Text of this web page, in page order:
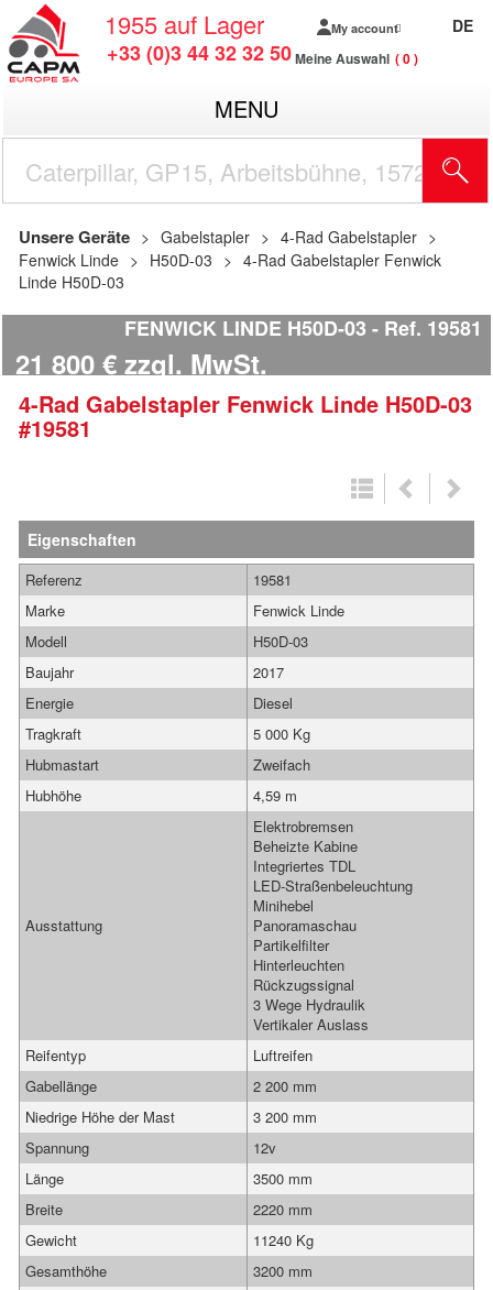
1955 auf Lager
+33 (0)3 44 32 32 50
My account
Meine Auswahl 0
DE
MENU
Unsere Geräte Gabelstapler
4-Rad Gabelstapler
Fenwick Linde
H50D-03
4-Rad Gabelstapler Fenwick
Linde H50D-03
FENWICK LINDE H50D-03 Ref. 19581
21 800 € zzgl. MwSt.
4-Rad Gabelstapler Fenwick Linde H50D-03
#19581
Eigenschaften
Referenz
19581
Marke
Fenwick Linde
Modell
H50D-03
Baujahr
2017
Energie
Diesel
Tragkraft
5 000 Kg
Hubmastart
Zweifach
Hubhöhe
4,59 m
Ausstattung
Elektrobremsen
Beheizte Kabine
Integriertes TDL
LED-Straßenbeleuchtung
Minihebel
Panoramaschau
Partikelfilter
Hinterleuchten
Rückzugssignal
3 Wege Hydraulik
Vertikaler Auslass
Reifentyp
Luftreifen
Gabellänge
2 200 mm
Niedrige Höhe der Mast
3 200 mm
Spannung
12v
Länge
3500 mm
Breite
2220 mm
Gewicht
11240 Kg
Gesamthöhe
3200 mm